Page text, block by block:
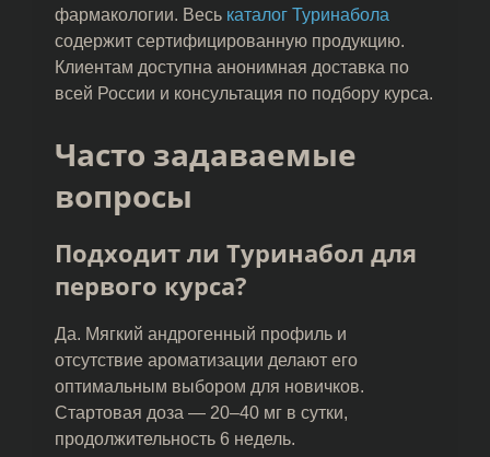
фармакологии. Весь каталог Туринабола
содержит сертифицированную продукцию.
Клиентам доступна анонимная доставка по
всей России и консультация по подбору курса.
Часто задаваемые
вопросы
Подходит ли Туринабол для
первого курса?
Да. Мягкий андрогенный профиль и
отсутствие ароматизации делают его
оптимальным выбором для новичков.
Стартовая доза — 20–40 мг в сутки,
продолжительность 6 недель.